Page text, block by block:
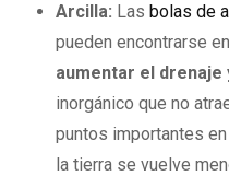
Arcilla: Las bolas de
pueden encontrarse
aumentar el drenaje
inorgánico que no
puntos importantes
la tierra se vuelve